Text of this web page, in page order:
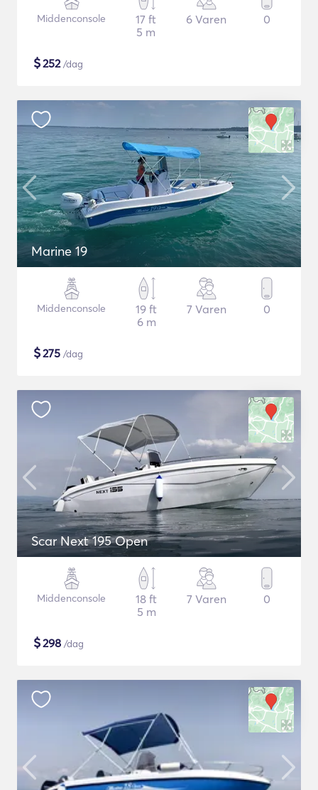
Middenconsole
17 ft
5 m
6 Varen 0
$252/dag
Marine 19
Middenconsole
19 ft
6 m
7 Varen 0
$275 /dag
Scar Next 195 Open
Middenconsole
18 ft
5 m
7 Varen 0
$298 /dag